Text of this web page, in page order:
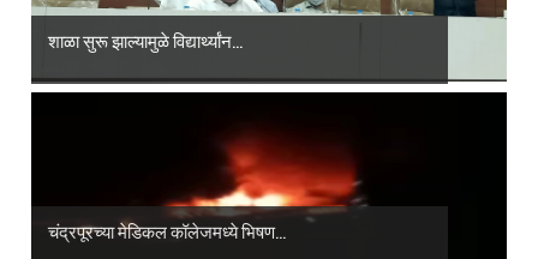
शाळा सुरू झाल्यामुळे विद्यार्थ्यांन...
चंद्रपूरच्या मेडिकल कॉलेजमध्ये भिषण...